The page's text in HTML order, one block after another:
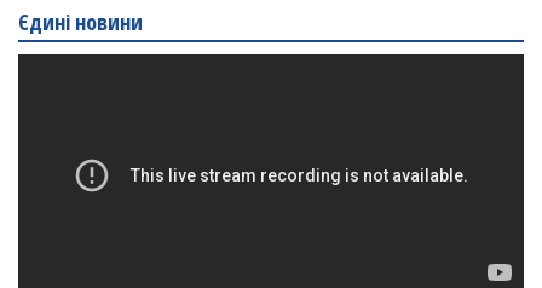
Єдині новини